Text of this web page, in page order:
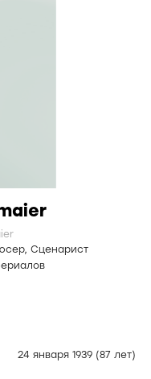
, Сценарист
24 января 1939 (87 лет)